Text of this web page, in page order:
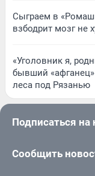
Сыграем в
взбодрит мозг не
«Уголовник я,
бывший
леса под Рязанью
Подписаться на
Сообщить